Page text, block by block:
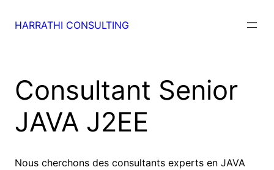
HARRATHI CONSULTING
Consultant Senior
JAVA J2EE
Nous cherchons des consultants experts en JAVA